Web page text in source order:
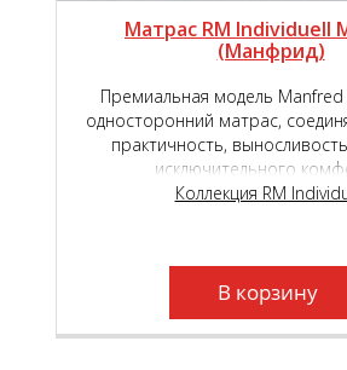
Матрас RM Individuell
(Манфрид)
Премиальная модель
односторонний матрас,
практичность,
исключительного
Коллекция RM
В корзину